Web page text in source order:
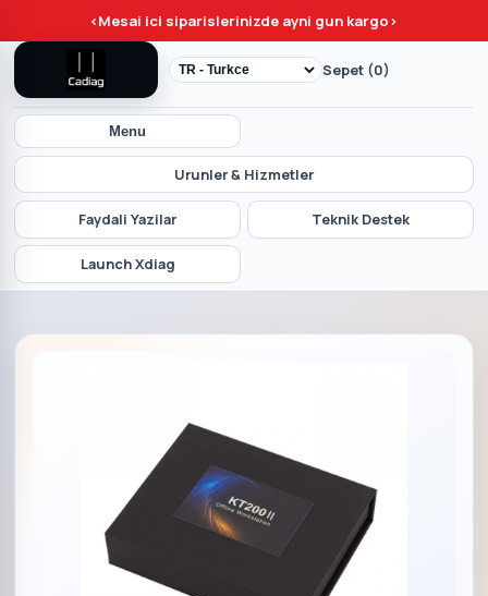
<Mesai ici siparislerinizde ayni gun kargo>
Menu
Urunler & Hizmetler
Faydali Yazilar Teknik Destek
Launch Xdiag
Sepet (0)